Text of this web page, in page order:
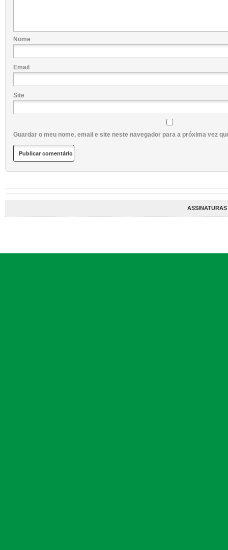
Nome
Email
Site
Guardar o meu nome, email e site neste navegador para a próxima vez
ASSINATURAS